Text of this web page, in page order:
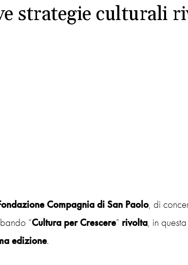
strategie culturali
Compagnia di San Paolo, di
“Cultura per Crescere” rivolta, in
edizione.